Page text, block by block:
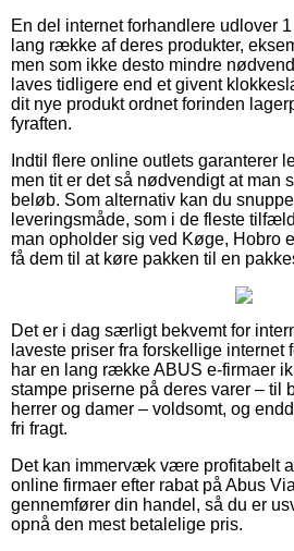
En del internet forhandlere udlover
lang række af deres produkter,
men som ikke desto mindre
laves tidligere end et givent
dit nye produkt ordnet forinden
fyraften.
Indtil flere online outlets garanterer
men tit er det så nødvendigt at man
beløb. Som alternativ kan du
leveringsmåde, som i de fleste
man opholder sig ved Køge, Hobro
få dem til at køre pakken til en
Det er i dag særligt bekvemt for
laveste priser fra forskellige internet
har en lang række ABUS e-firmaer
stampe priserne på deres varer – til
herrer og damer – voldsomt, og
fri fragt.
Det kan immervæk være profitabelt
online firmaer efter rabat på Abus
gennemfører din handel, så du er
opnå den mest betalelige pris.